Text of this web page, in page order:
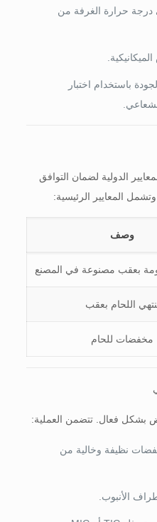
حرارة الغرفة من
باستخدام اختبار
الدولية لضمان التوافق
المعايير الرئيسية:
وصف
بعقب مصنوعة في المصنع
اللحام بعقب
مخفضات للحام
بشكل فعال. تتضمن العملية:
نظيفة وخالية من
الأنبوب.